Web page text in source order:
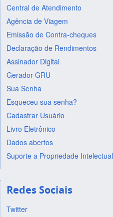
Central de Atendimento
Agência de Viagem
Emissão de Contra-cheques
Declaração de Rendimentos
Assinador Digital
Gerador GRU
Sua Senha
Esqueceu sua senha?
Cadastrar Usuário
Livro Eletrônico
Dados abertos
Suporte a Propriedade Intelectual
Redes Sociais
Twitter